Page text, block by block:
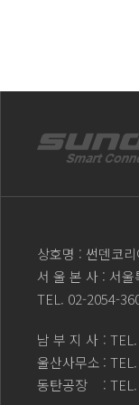
상호명 : 썬덴코
서 울 본 사 : 서
TEL. 02-2054-
남 부 지 사 : TEL.
울산사무소 : TEL.
동탄공장
: TEL.